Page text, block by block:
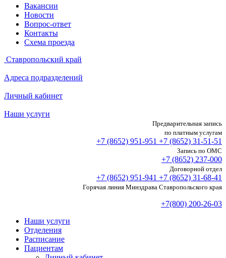
Вакансии
Новости
Вопрос-ответ
Контакты
Схема проезда
Ставропольский край
Адреса подразделений
Личный кабинет
Наши услуги
Предварительная запись
по платным услугам
+7 (8652) 951-951 +7 (8652) 31-51-51
Запись по ОМС
+7 (8652) 237-000
Договорной отдел
+7 (8652) 951-941 +7 (8652) 31-68-41
Горячая линия Минздрава Ставропольского края
+7(800) 200-26-03
Наши услуги
Отделения
Расписание
Пациентам